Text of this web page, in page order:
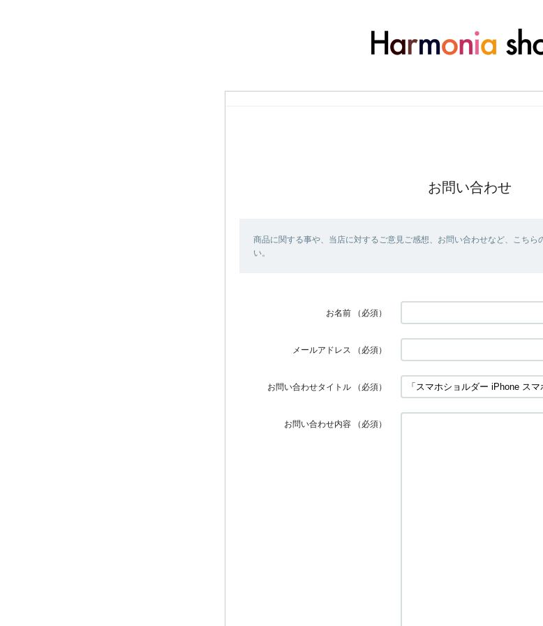
お問い合わせ
商品に関する事や、当店に対するご意見ご感想、お問い合わせなど、こちら
い。
お名前 （必須）
メールアドレス （必須）
お問い合わせタイトル （必須）
お問い合わせ内容 （必須）